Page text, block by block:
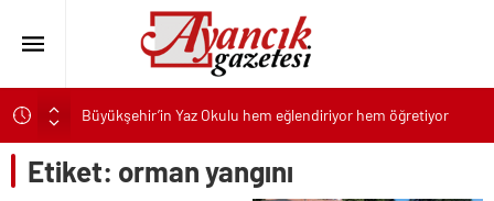
Büyükşehir’in Yaz Okulu hem eğlendiriyor hem öğretiyor
İzmir’in simge yapısı Cihan Palas yeniden hayat buluyor
Başkan Tugay’dan Kazakistan iş dünyasına İzmir daveti
Etiket: orman yangını